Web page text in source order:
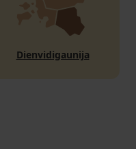
Dienvidigaunija